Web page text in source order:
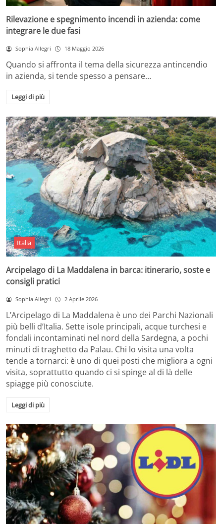
Rilevazione e spegnimento incendi in azienda: come
integrare le due fasi
Sophia Allegri 18 Maggio 2026
Quando si affronta il tema della sicurezza antincendio
in azienda, si tende spesso a pensare…
Leggi di più
Italia
Arcipelago di La Maddalena in barca: itinerario, soste e
consigli pratici
Sophia Allegri 2 Aprile 2026
L’Arcipelago di La Maddalena è uno dei Parchi Nazionali
più belli d’Italia. Sette isole principali, acque turchesi e
fondali incontaminati nel nord della Sardegna, a pochi
minuti di traghetto da Palau. Chi lo visita una volta
tende a tornarci: è uno di quei posti che migliora a ogni
visita, soprattutto quando ci si spinge al di là delle
spiagge più conosciute.
Leggi di più